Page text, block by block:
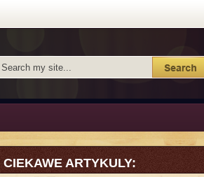
CIEKAWE ARTYKULY: